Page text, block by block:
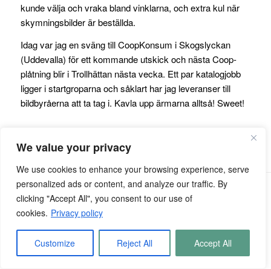
We value your privacy
We use cookies to enhance your browsing experience, serve
personalized ads or content, and analyze our traffic. By
clicking "Accept All", you consent to our use of
cookies. Privacy policy
Customize Reject All Accept All
kunde välja och vraka bland vinklarna, och extra kul när
skymningsbilder är beställda.
Idag var jag en sväng till CoopKonsum i Skogslyckan
(Uddevalla) för ett kommande utskick och nästa Coop-
plåtning blir i Trollhättan nästa vecka. Ett par katalogjobb
ligger i startgroparna och såklart har jag leveranser till
bildbyråerna att ta tag i. Kavla upp ärmarna alltså! Sweet!
© Copyright - Kentaroo Tryman